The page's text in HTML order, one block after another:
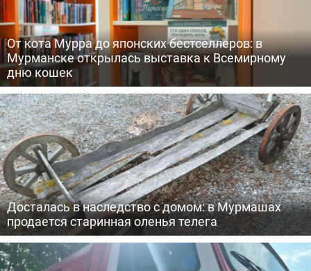
От кота Мурра до японских бестселлеров: в
Мурманске открылась выставка к Всемирному
дню кошек
Досталась в наследство с домом: в Мурмашах
продается старинная оленья телега